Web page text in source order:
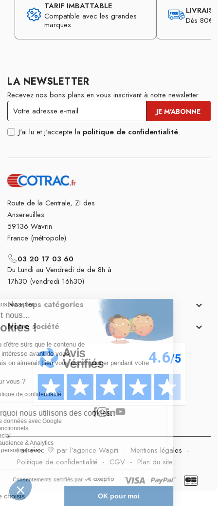
TARIF IMBATTABLE
Compatible avec les grandes
marques
Dès 80€
LA NEWSLETTER
Recevez nos bons plans en vous inscrivant à notre newsletter
J'ai lu et j'accepte la politique de confidentialité.
Route de la Centrale, ZI des
Ansereuilles
59136 Wavrin
France (métropole)
03 20 17 03 60
Du Lundi au Vendredi de de 8h à
17h30 (vendredi 16h30)
Nos tops catégories 
Notre société 
Fait avec 💛 par l’agence Wapiti - Mentions légales -
Politique de confidentialité - CGV - Plan du site